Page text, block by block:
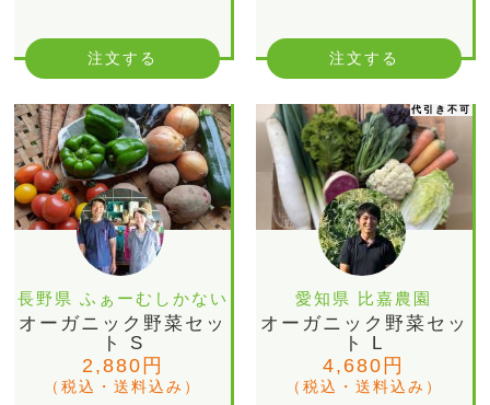
注文する 注文する
長野県 ふぁーむしかない
オーガニック野菜セッ
ト S
2,880円
（税込・送料込み）
代引き不可
愛知県 比嘉農園
オーガニック野菜セッ
ト L
4,680円
（税込・送料込み）